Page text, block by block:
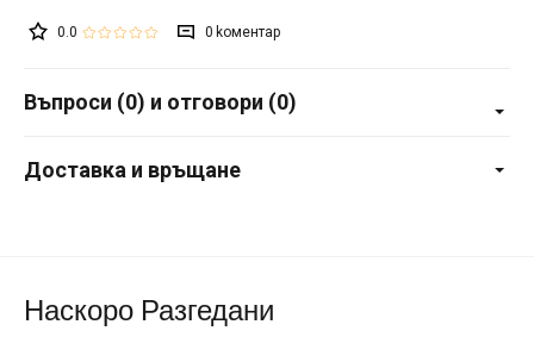
0.0 0
Въпроси (0) и отговори (0)
Доставка и връщане
Наскоро Разгедани